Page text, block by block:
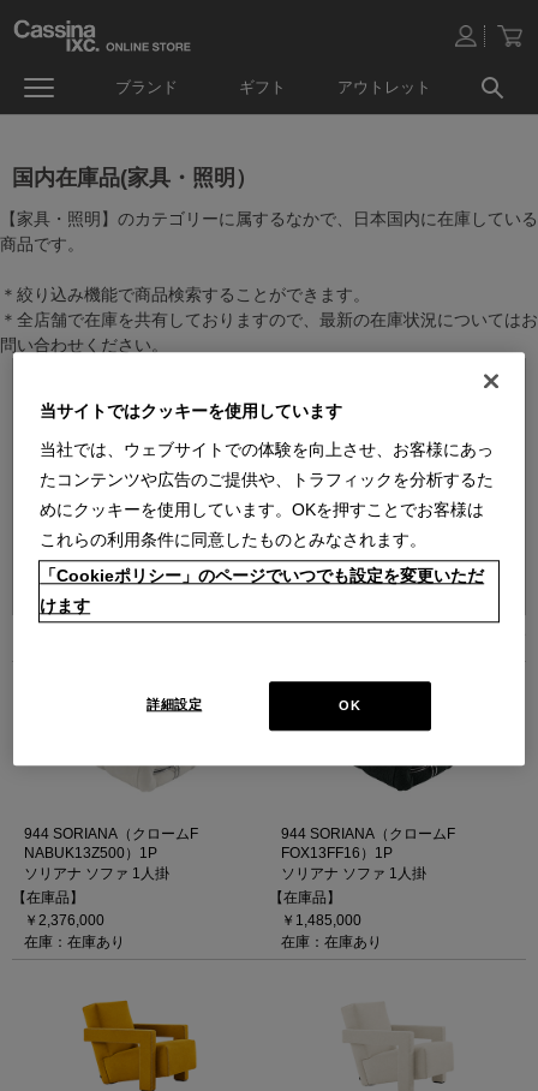
ブランド ギフト アウトレット
国内在庫品(家具・照明）
【家具・照明】のカテゴリーに属するなかで、日本国内に在庫している
商品です。
＊絞り込み機能で商品検索することができます。
＊全店舗で在庫を共有しておりますので、最新の在庫状況についてはお
問い合わせください。
並べ替え：
944 SORIANA（クロームF
NABUK13Z500）1P
ソリアナ ソファ 1人掛
【在庫品】
￥2,376,000
在庫：在庫あり
944 SORIANA（クロームF
FOX13FF16）1P
ソリアナ ソファ 1人掛
【在庫品】
￥1,485,000
在庫：在庫あり
当サイトではクッキーを使用しています
当社では、ウェブサイトでの体験を向上させ、お客様にあっ
たコンテンツや広告のご提供や、トラフィックを分析するた
めにクッキーを使用しています。OKを押すことでお客様は
これらの利用条件に同意したものとみなされます。
「Cookieポリシー」のページでいつでも設定を変更いただ
けます
OK
詳細設定